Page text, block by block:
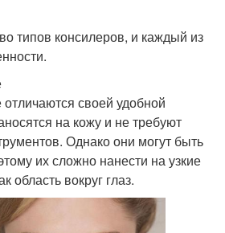
типов консилеров, и каждый из
своей удобной
на кожу и не требуют
Однако они могут быть
их сложно нанести на узкие
область вокруг глаз.